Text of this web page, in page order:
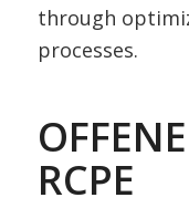
through
processes.
RCPE